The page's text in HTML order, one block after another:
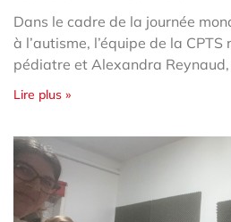
Dans le cadre de la journée
à l’autisme, l’équipe de la
pédiatre et Alexandra
Lire plus »